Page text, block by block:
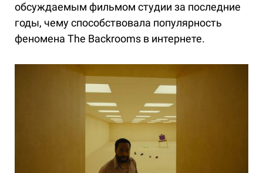
обсуждаемым фильмом студии за последние
годы, чему способствовала популярность
феномена The Backrooms в интернете.